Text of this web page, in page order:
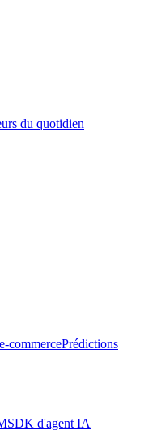
du quotidien
commercePrédictions
SDK d'agent IA